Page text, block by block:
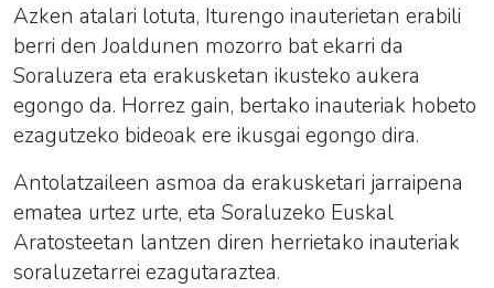
Azken atalari lotuta, Iturengo inauterietan erabili
berri den Joaldunen mozorro bat ekarri da
Soraluzera eta erakusketan ikusteko aukera
egongo da. Horrez gain, bertako inauteriak hobeto
ezagutzeko bideoak ere ikusgai egongo dira.
Antolatzaileen asmoa da erakusketari jarraipena
ematea urtez urte, eta Soraluzeko Euskal
Aratosteetan lantzen diren herrietako inauteriak
soraluzetarrei ezagutaraztea.